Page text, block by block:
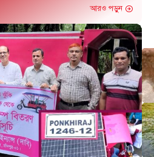
আরও পড়ুন